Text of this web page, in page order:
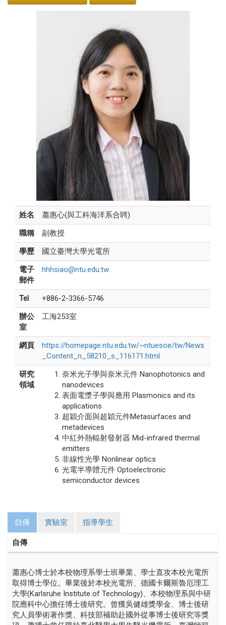
姓名
蕭惠心(與工科海洋系合聘)
職稱
副教授
學歷
國立臺灣大學光電所
電子
郵件
hhhsiao@ntu.edu.tw
Tel
+886-2-3366-5746
辦公
室
工海253室
網頁
https://homepage.ntu.edu.tw/~ntuesoe/tw/News
_Content_n_58210_s_116171.html
研究
領域
奈米光子學與奈米元件 Nanophotonics and
nanodevices
表面電漿子學與應用 Plasmonics and its
applications
超穎介面與超穎元件Metasurfaces and
metadevices
中紅外熱輻射發射器 Mid-infrared thermal
emitters
非線性光學 Nonlinear optics
光電半導體元件 Optoelectronic
semiconductor devices
自傳 實驗室 指導學生
自傳
蕭惠心博士於本校物理系學士班畢業、學士直攻本校光電所
取得博士學位。畢業後於本校光電所、德國卡爾斯魯厄理工
大學(Karlsruhe Institute of Technology)、本校物理系與中研
院應科中心擔任博士後研究。曾獲吳健雄獎學金、博士後研
究人員學術著作獎、科技部補助赴國外從事博士後研究等獎